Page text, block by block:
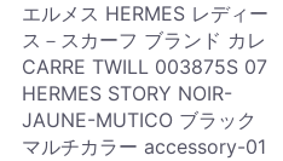
エルメス HERMES レディー
ス－スカーフ ブランド カレ
CARRE TWILL 003875S 07
HERMES STORY NOIR-
JAUNE-MUTICO ブラック
マルチカラー accessory-01